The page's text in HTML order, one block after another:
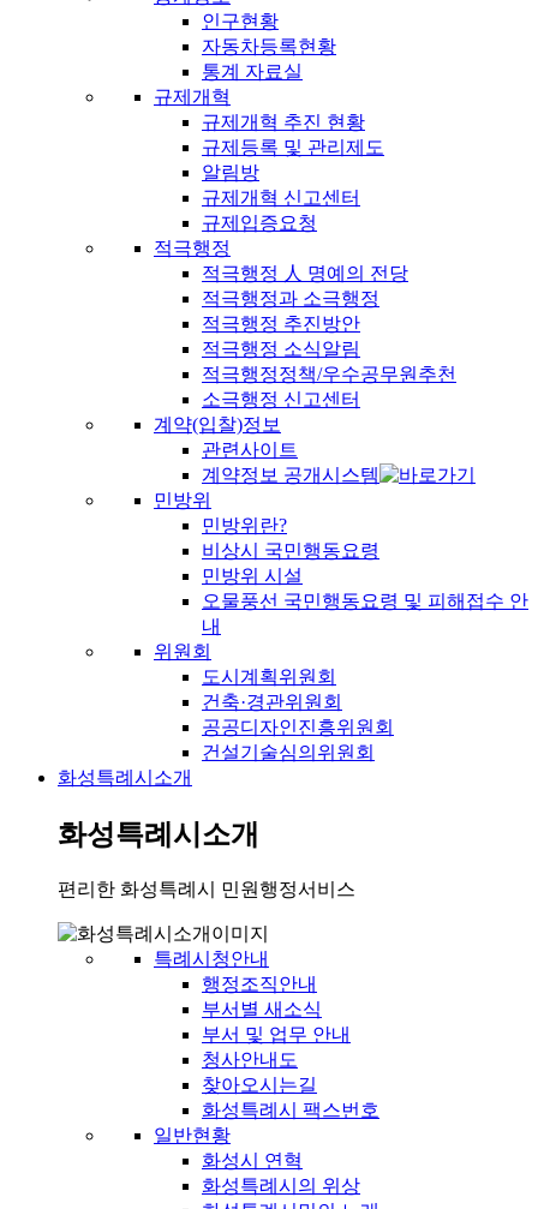
인구현황
자동차등록현황
통계 자료실
규제개혁
규제개혁 추진 현황
규제등록 및 관리제도
알림방
규제개혁 신고센터
규제입증요청
적극행정
적극행정 人 명예의 전당
적극행정과 소극행정
적극행정 추진방안
적극행정 소식알림
적극행정정책/우수공무원추천
소극행정 신고센터
계약(입찰)정보
관련사이트
계약정보 공개시스템
민방위
민방위란?
비상시 국민행동요령
민방위 시설
오물풍선 국민행동요령 및 피해접수 안
내
위원회
도시계획위원회
건축·경관위원회
공공디자인진흥위원회
건설기술심의위원회
화성특례시소개
화성특례시소개
편리한 화성특례시 민원행정서비스
특례시청안내
행정조직안내
부서별 새소식
부서 및 업무 안내
청사안내도
찾아오시는길
화성특례시 팩스번호
일반현황
화성시 연혁
화성특례시의 위상